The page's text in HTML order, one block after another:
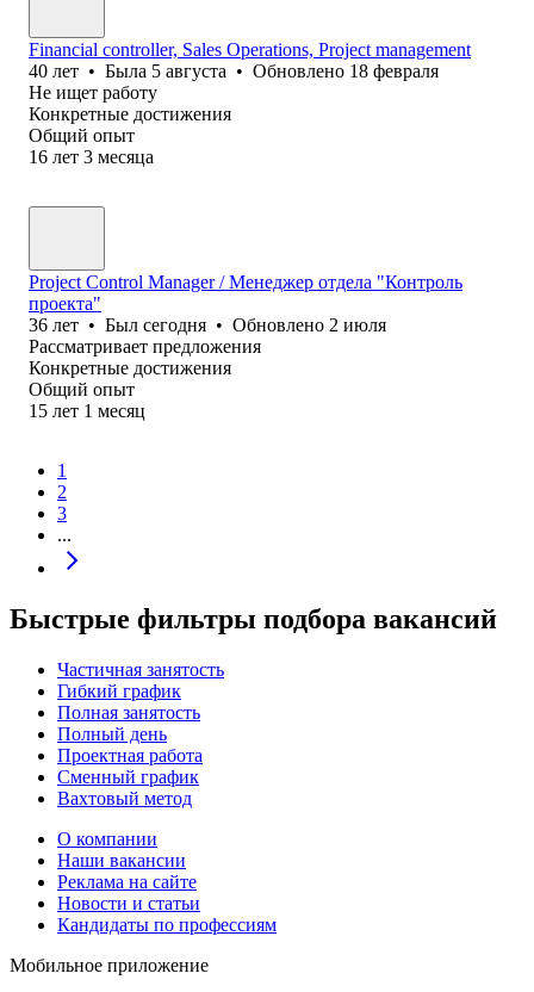
Financial controller, Sales Operations, Project management
40 лет • Была 5 августа • Обновлено 18 февраля
Не ищет работу
Конкретные достижения
Общий опыт
16 лет 3 месяца
Project Control Manager / Менеджер отдела "Контроль
проекта"
36 лет • Был сегодня • Обновлено 2 июля
Рассматривает предложения
Конкретные достижения
Общий опыт
15 лет 1 месяц
1
2
3
...
Быстрые фильтры подбора вакансий
Частичная занятость
Гибкий график
Полная занятость
Полный день
Проектная работа
Сменный график
Вахтовый метод
О компании
Наши вакансии
Реклама на сайте
Новости и статьи
Кандидаты по профессиям
Мобильное приложение